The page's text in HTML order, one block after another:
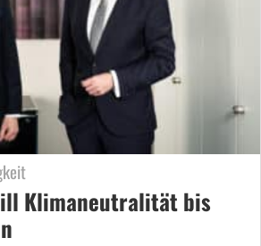
Klimaneutralität bis